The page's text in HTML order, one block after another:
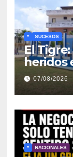
* SUCESOS
El
heridos
de07/08/2026
* NACIONALES